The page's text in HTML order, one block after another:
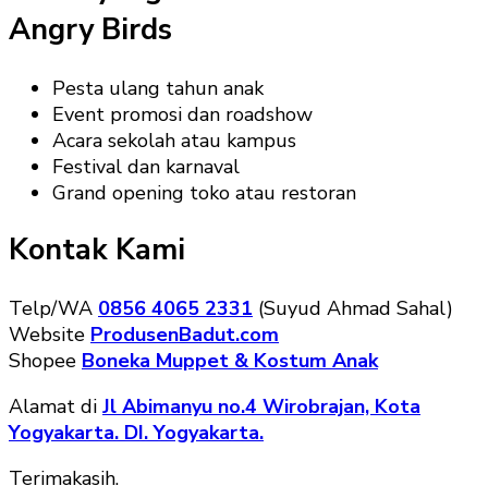
Angry Birds
Pesta ulang tahun anak
Event promosi dan roadshow
Acara sekolah atau kampus
Festival dan karnaval
Grand opening toko atau restoran
Kontak Kami
Telp/WA 0856 4065 2331 (Suyud Ahmad Sahal)
Website ProdusenBadut.com
Shopee Boneka Muppet & Kostum Anak
Alamat di Jl Abimanyu no.4 Wirobrajan, Kota
Yogyakarta. DI. Yogyakarta.
Terimakasih.